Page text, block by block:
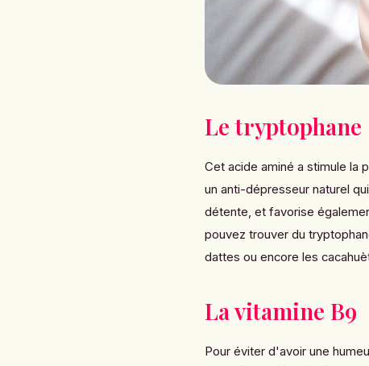
Le tryptophane
Cet acide aminé a stimule la
un anti-dépresseur naturel
détente, et favorise
pouvez trouver du
dattes ou encore les
La vitamine B9
Pour éviter d'avoir une